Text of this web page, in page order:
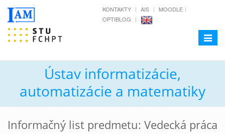
KONTAKTY AIS
MOODLE
OPTIBLOG
Toggle
Ústav informatizácie,
automatizácie a matematiky
Informačný list predmetu: Vedecká práca